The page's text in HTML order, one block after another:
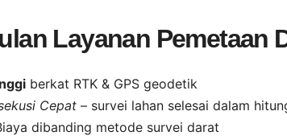
Layanan Pemetaan
berkat RTK & GPS geodetik
Cepat – survei lahan selesai dalam
dibanding metode survei darat